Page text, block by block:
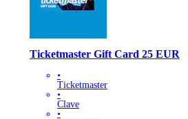
Ticketmaster Gift Card 25 EUR
•
Ticketmaster
•
Clave
•